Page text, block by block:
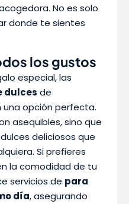
No es solo
donde te sientes
los gustos
especial, las
dulces de
una opción perfecta.
asequibles, sino que
deliciosos que
Si prefieres
la comodidad de tu
servicios de para
día, asegurando